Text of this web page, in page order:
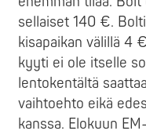
sellaiset 140 €.
kisapaikan välillä 4
kyyti ei ole itselle
lentokentältä
vaihtoehto eikä
kanssa. Elokuun